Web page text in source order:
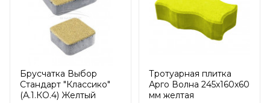
Брусчатка Выбор
Стандарт "Классико"
(А.1.КО.4) Желтый
Тротуарная плитка
Арго Волна 245x160x60
мм желтая